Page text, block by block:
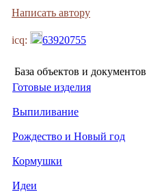
Написать автору
icq: 63920755
База объектов и документов
Готовые изделия
Выпиливание
Рождество и Новый год
Кормушки
Идеи